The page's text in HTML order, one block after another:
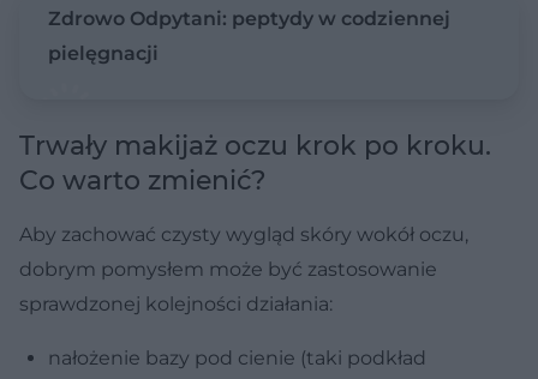
Zdrowo Odpytani: peptydy w codziennej
pielęgnacji
Trwały makijaż oczu krok po kroku.
Co warto zmienić?
Aby zachować czysty wygląd skóry wokół oczu,
dobrym pomysłem może być zastosowanie
sprawdzonej kolejności działania:
nałożenie bazy pod cienie (taki podkład